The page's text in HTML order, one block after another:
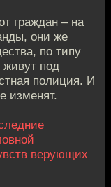
граждан – на
они же
по типу
под
полиция. И
изменят.
верующих